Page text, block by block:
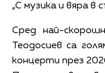
„С музика и вяра в
Сред най-
Теодосиев са
концерти през